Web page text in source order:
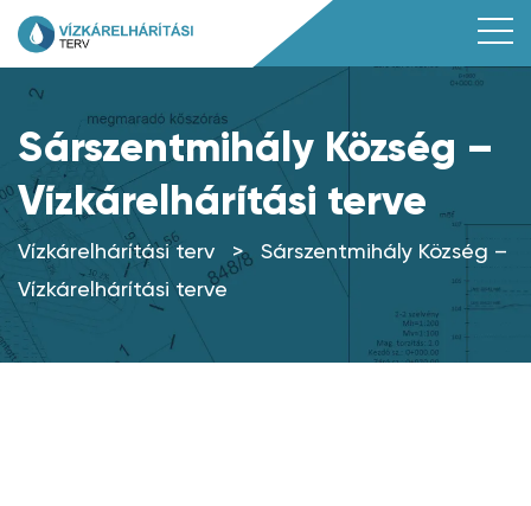
Sárszentmihály Község –
Vízkárelhárítási terve
Vízkárelhárítási terv > Sárszentmihály Község –
Vízkárelhárítási terve